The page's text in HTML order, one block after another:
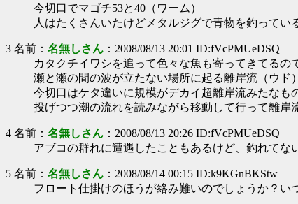
今切口でマゴチ53と40（ワーム）
人はたくさんいたけどメタルジグで青物を釣ってい
3 名前： 名無しさん ：2008/08/13 20:01 ID:fVcPMUeDSQ
カタクチイワシを追って色々な魚も寄ってきてるの
瀬と瀬の間の波が立たない場所に起る離岸流（ウド
今切口はケタ違いに規模がデカイ超離岸流みたなも
投げつつ潮の流れを読みながら移動して行って離岸
4 名前： 名無しさん ：2008/08/13 20:26 ID:fVcPMUeDSQ
アブコの群れに遭遇したこともあるけど、釣れてな
5 名前： 名無しさん ：2008/08/14 00:15 ID:k9KGnBKStw
フロート仕掛けのほうが絡み難いのでしょうか？い